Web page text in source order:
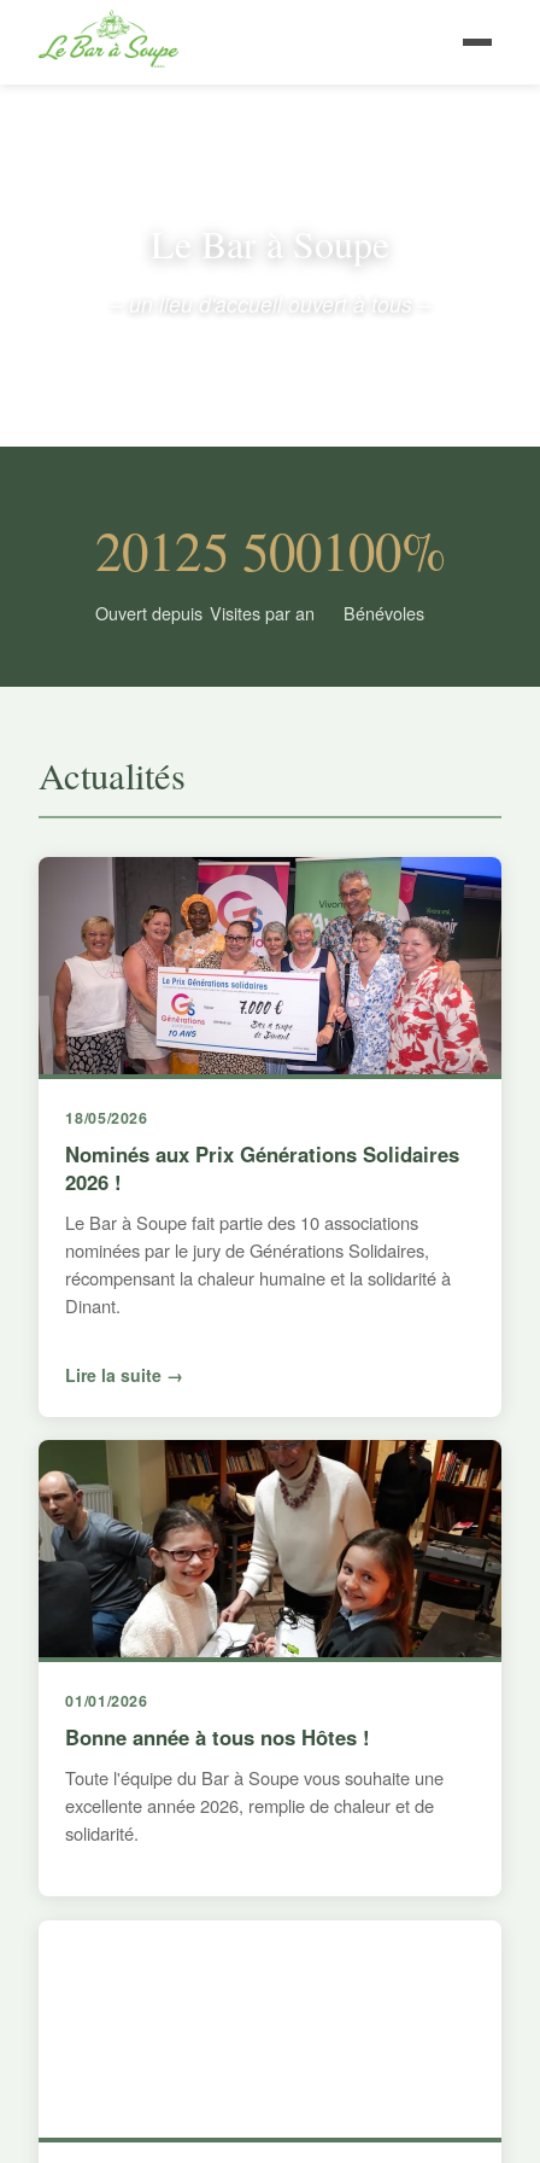
Le Bar à Soupe
– un lieu d'accueil ouvert à tous –
2012
Ouvert depuis
5 500
Visites par an
100%
Bénévoles
Actualités
18/05/2026
Nominés aux Prix Générations Solidaires
2026 !
Le Bar à Soupe fait partie des 10 associations
nominées par le jury de Générations Solidaires,
récompensant la chaleur humaine et la solidarité à
Dinant.
Lire la suite →
01/01/2026
Bonne année à tous nos Hôtes !
Toute l'équipe du Bar à Soupe vous souhaite une
excellente année 2026, remplie de chaleur et de
solidarité.